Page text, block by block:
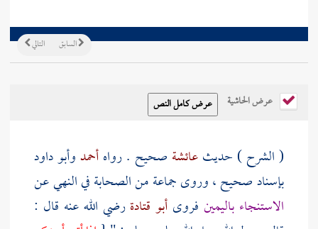
التالي السابق
عرض الحاشية
( الشرح ) حديثعائشة صحيح . رواهأحمدوأبو داود
بإسناد صحيح ، وروى جماعة من الصحابة في النهي عن
الاستنجاء باليمين فروى أبو قتادةرضي الله عنه قال :